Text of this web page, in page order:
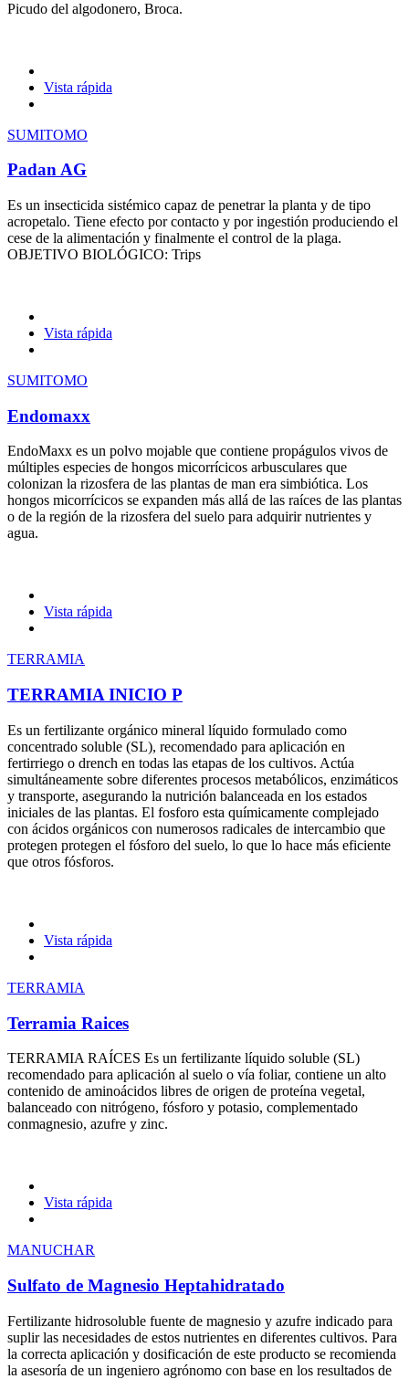
Picudo del algodonero, Broca.
Vista rápida
SUMITOMO
Padan AG
Es un insecticida sistémico capaz de penetrar la planta y de tipo
acropetalo. Tiene efecto por contacto y por ingestión produciendo el
cese de la alimentación y finalmente el control de la plaga.
OBJETIVO BIOLÓGICO: Trips
Vista rápida
SUMITOMO
Endomaxx
EndoMaxx es un polvo mojable que contiene propágulos vivos de
múltiples especies de hongos micorrícicos arbusculares que
colonizan la rizosfera de las plantas de man era simbiótica. Los
hongos micorrícicos se expanden más allá de las raíces de las plantas
o de la región de la rizosfera del suelo para adquirir nutrientes y
agua.
Vista rápida
TERRAMIA
TERRAMIA INICIO P
Es un fertilizante orgánico mineral líquido formulado como
concentrado soluble (SL), recomendado para aplicación en
fertirriego o drench en todas las etapas de los cultivos. Actúa
simultáneamente sobre diferentes procesos metabólicos, enzimáticos
y transporte, asegurando la nutrición balanceada en los estados
iniciales de las plantas. El fosforo esta químicamente complejado
con ácidos orgánicos con numerosos radicales de intercambio que
protegen protegen el fósforo del suelo, lo que lo hace más eficiente
que otros fósforos.
Vista rápida
TERRAMIA
Terramia Raices
TERRAMIA RAÍCES Es un fertilizante líquido soluble (SL)
recomendado para aplicación al suelo o vía foliar, contiene un alto
contenido de aminoácidos libres de origen de proteína vegetal,
balanceado con nitrógeno, fósforo y potasio, complementado
conmagnesio, azufre y zinc.
Vista rápida
MANUCHAR
Sulfato de Magnesio Heptahidratado
Fertilizante hidrosoluble fuente de magnesio y azufre indicado para
suplir las necesidades de estos nutrientes en diferentes cultivos. Para
la correcta aplicación y dosificación de este producto se recomienda
la asesoría de un ingeniero agrónomo con base en los resultados de